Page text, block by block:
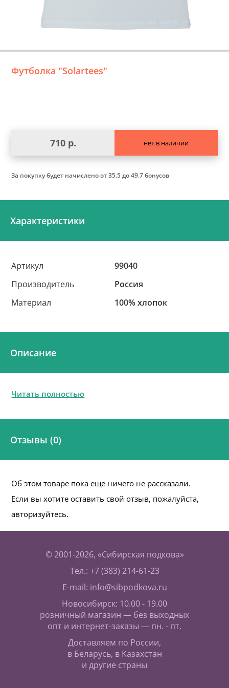
Футболка "Solartees"
710 р. нет в наличии
За покупку будет начисленоот 35.5 до 49.7 бонусов
Характеристики
Артикул
99040
Производитель
Россия
Материал
100% хлопок
Описание
Читать полностью
Отзывы (0)
Об этом товаре пока еще ничего не рассказали.
Если вы хотите оставить свой отзыв, пожалуйста,
авторизуйтесь.
© 2001-2026, «Сибирская подкова»
Тел.: +7 (383) 214-61-23
E-mail: info@sibpodkova.ru
Новосибирск: 10.00 - 19.00
розничный магазин — без выходных
опт и интернет-заказы — пн. - пт.
Доставляем по России,
в Беларусь, в Казахстан
и другие страны